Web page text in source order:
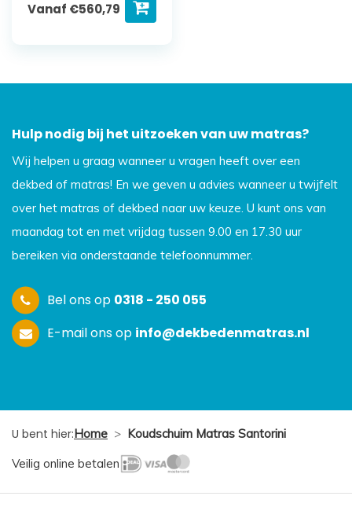
Vanaf €560,79
Hulp nodig bij het uitzoeken van uw matras?
Wij helpen u graag wanneer u vragen heeft over een
dekbed of matras! En we geven u advies wanneer u twijfelt
over het matras of dekbed naar uw keuze. U kunt ons van
maandag tot en met vrijdag tussen 9.00 en 17.30 uur
bereiken via onderstaande telefoonnummer.
Bel ons op 0318 - 250 055
E-mail ons op info@dekbedenmatras.nl
U bent hier:Home > Koudschuim Matras Santorini
Veilig online betalen